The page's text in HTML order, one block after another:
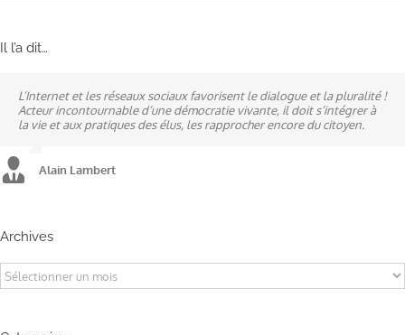
Il l’a dit…
L’Internet et les réseaux sociaux favorisent le dialogue et la pluralité !
Acteur incontournable d’une démocratie vivante, il doit s’intégrer à
la vie et aux pratiques des élus, les rapprocher encore du citoyen.
Alain Lambert
Ne pas subir, mais construire son destin, telle est la philosophie qui
n’a cessé de mobiliser la ville d’Alençon, son agglomération et ses
élus.
Alain Lambert
A mes yeux, la politique est synonyme de service : un sénateur doit
être au service des élus et des communes comme un maire sait si bien
l’être au service des habitants.
Alain Lambert
Archives
Archives